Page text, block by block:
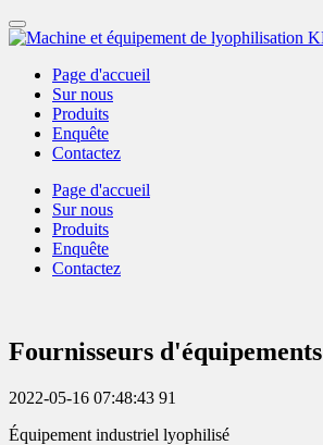
Page d'accueil
Sur nous
Produits
Enquête
Contactez
Page d'accueil
Sur nous
Produits
Enquête
Contactez
Fournisseurs
2022-05-16 07:48:43 91
Équipement industriel lyophilisé